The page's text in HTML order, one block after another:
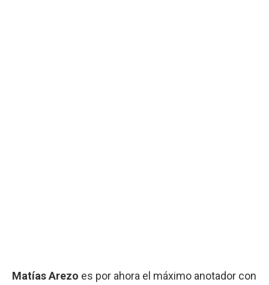
Matías Arezo es por ahora el máximo anotador con